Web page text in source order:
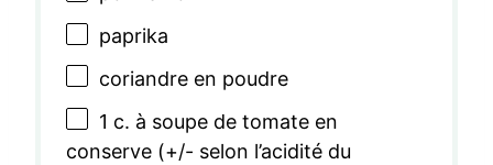
paprika
coriandre en poudre
1 c. à soupe de tomate en
conserve (+/- selon l’acidité du